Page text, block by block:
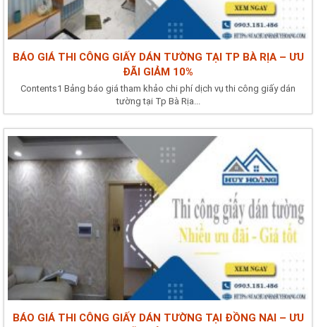
BÁO GIÁ THI CÔNG GIẤY DÁN TƯỜNG TẠI TP BÀ RỊA – ƯU
ĐÃI GIẢM 10%
Contents1 Bảng báo giá tham khảo chi phí dịch vụ thi công giấy dán
tường tại Tp Bà Rịa...
BÁO GIÁ THI CÔNG GIẤY DÁN TƯỜNG TẠI ĐỒNG NAI – ƯU